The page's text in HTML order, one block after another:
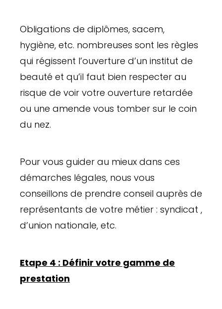
Obligations de diplômes, sacem,
hygiène, etc. nombreuses sont les règles
qui régissent l’ouverture d’un institut de
beauté et qu’il faut bien respecter au
risque de voir votre ouverture retardée
ou une amende vous tomber sur le coin
du nez.
Pour vous guider au mieux dans ces
démarches légales, nous vous
conseillons de prendre conseil auprès de
représentants de votre métier : syndicat ,
d’union nationale, etc.
Etape 4 : Définir votre gamme de
prestation